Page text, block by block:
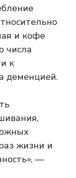
и кофе
числа
к
деменцией.
жизни и
—